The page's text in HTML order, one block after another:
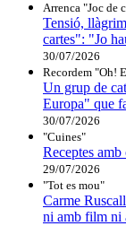
Arrenca "Joc de
Tensió,
cartes": "Jo
30/07/2026
Recordem "Oh!
Un grup de
Europa" que
30/07/2026
"Cuines"
Receptes
29/07/2026
"Tot es mou"
Carme
ni amb film ni